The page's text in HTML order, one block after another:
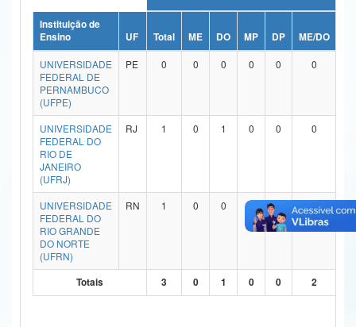
Ministério da Ciência, Tecnologia, Inovações e Comunicações
Ministério do Meio Ambiente
Ministério do Turismo
Ministério do Desenvolvimento Regional
Controladoria-Geral da União
Ministério da Mulher, da Família e dos Direitos Humanos
Secretaria-Geral
Secretaria de Governo
Gabinete de Segurança Institucional
Instituição de
Ensino
UF Total ME DO MP DP ME/DO
UNIVERSIDADE
FEDERAL DE
PERNAMBUCO
(UFPE)
PE 0 0 0 0 0 0
UNIVERSIDADE
FEDERAL DO
RIO DE
JANEIRO
(UFRJ)
RJ 1 0 1 0 0 0
UNIVERSIDADE
FEDERAL DO
RIO GRANDE
DO NORTE
(UFRN)
RN 1 0 0 0 1
Totais 3 0 1 0 0 2